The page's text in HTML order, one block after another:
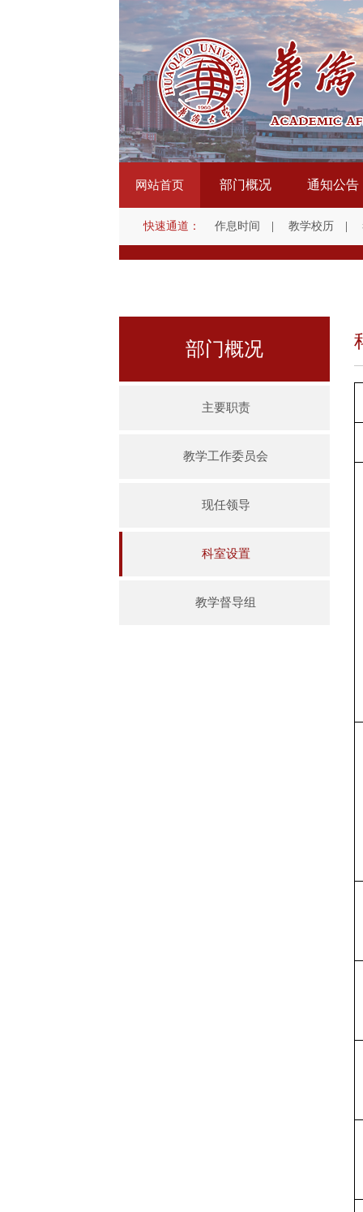
网站首页
快速通道： 作息时间 教学校历
部门概况 通知公告
部门概况
主要职责
教学工作委员会
现任领导
科室设置
教学督导组